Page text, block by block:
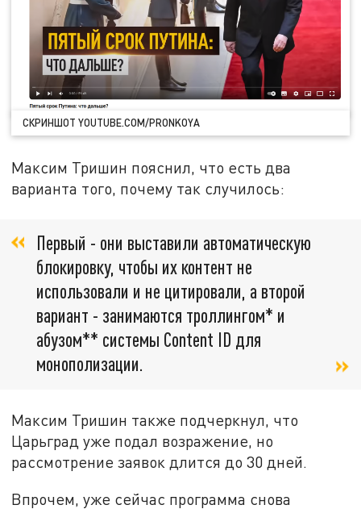
СКРИНШОТ YOUTUBE.COM/PRONKOYA
Максим Тришин пояснил, что есть два
варианта того, почему так случилось:
Первый - они выставили автоматическую
блокировку, чтобы их контент не
использовали и не цитировали, а второй
вариант - занимаются троллингом* и
абузом** системы Content ID для
монополизации.
Максим Тришин также подчеркнул, что
Царьград уже подал возражение, но
рассмотрение заявок длится до 30 дней.
Впрочем, уже сейчас программа снова